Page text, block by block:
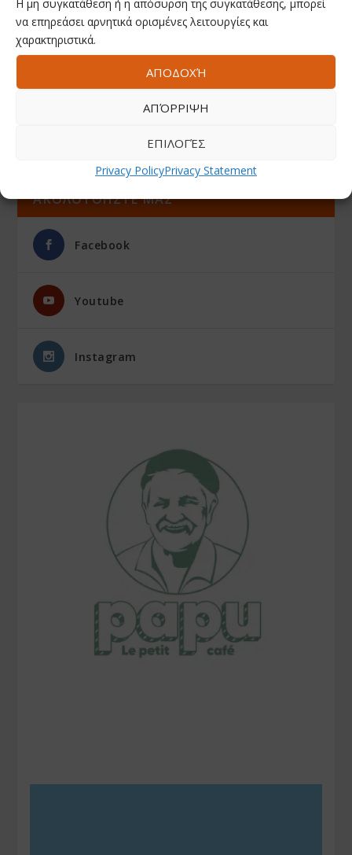
Η μη συγκατάθεση ή η απόσυρση της συγκατάθεσης, μπορεί
να επηρεάσει αρνητικά ορισμένες λειτουργίες και
χαρακτηριστικά.
ΑΠΟΔΟΧΉ
ΑΠΌΡΡΙΨΗ
ΕΠΙΛΟΓΈΣ
Privacy PolicyPrivacy Statement
ΑΚΟΛΟΥΘΗΣΤΕ ΜΑΣ
Facebook
Youtube
Instagram